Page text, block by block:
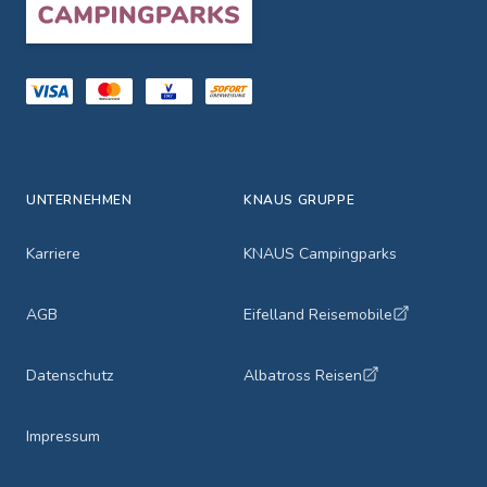
UNTERNEHMEN
Karriere
AGB
Datenschutz
Impressum
KNAUS GRUPPE
KNAUS Campingparks
Eifelland Reisemobile
Albatross Reisen